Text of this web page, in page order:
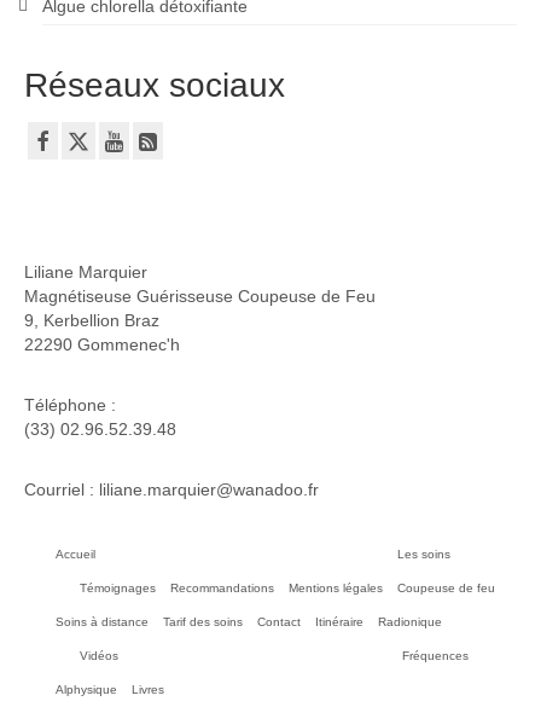
Algue chlorella détoxifiante
Réseaux sociaux
Liliane Marquier
Magnétiseuse Guérisseuse Coupeuse de Feu
9, Kerbellion Braz
22290 Gommenec'h
Téléphone :
(33) 02.96.52.39.48
Courriel : liliane.marquier@wanadoo.fr
Accueil
Témoignages Recommandations Mentions légales
Les soins
Coupeuse de feu
Soins à distance
Vidéos
Tarif des soins Contact Itinéraire Radionique
Fréquences
Alphysique Livres